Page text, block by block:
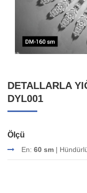
DETALLARLA
DYL001
Ölçü
En: 60 sm |